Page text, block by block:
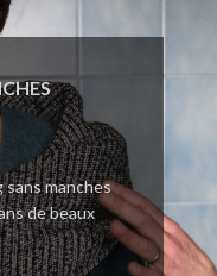
manches
de beaux